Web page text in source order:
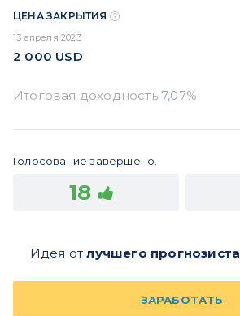
ЦЕНА ЗАКРЫТИЯ
13 апреля 2023
2 000 USD
Голосование завершено.
18
Идея отлучшего прогнозиста
ЗАРАБОТАТЬ